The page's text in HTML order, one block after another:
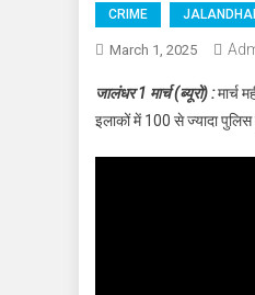
CRIME
March 1, 2025
जालंधर 1 मार्च (ब्यूरो) :मार्च
इलाकों में 100 से ज्यादा